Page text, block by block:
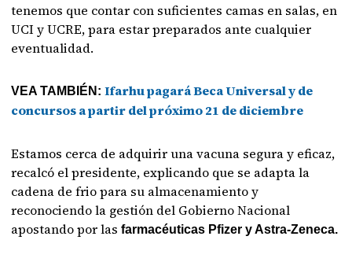
tenemos que contar con suficientes camas en salas, en
UCI y UCRE, para estar preparados ante cualquier
eventualidad.
VEA TAMBIÉN:Ifarhu pagará Beca Universal y de
concursos a partir del próximo 21 de diciembre
Estamos cerca de adquirir una vacuna segura y eficaz,
recalcó el presidente, explicando que se adapta la
cadena de frio para su almacenamiento y
reconociendo la gestión del Gobierno Nacional
apostando por las farmacéuticas Pfizer y Astra-Zeneca.